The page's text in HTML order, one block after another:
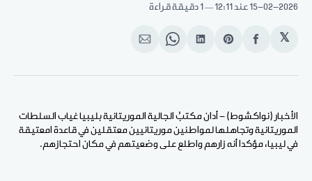
15-02-2026 عند 12:11 1 دقيقة قراءة
𝕏
انشر
الفيسبوك
Share
Pinterest
انشر
لينكد
Share
WhatsApp
انشر
الإيميل
الأخبار (نواكشوط) - أدان مكتبُ الجالية الموريتانية بليبيا غياب السلطات
الموريتانية وتجاهلها لمواطنين موريتانيين معتقلين في قاعدة امعتيقة
في ليبيا، مؤكدا أنه زارهم واطلع على وضعيتهم في مكان احتجازهم.